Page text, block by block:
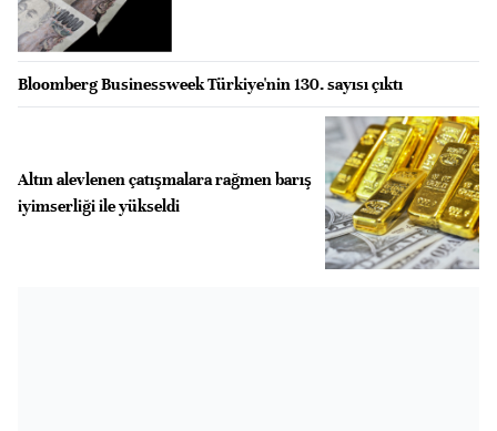
Bloomberg Businessweek Türkiye'nin 130. sayısı çıktı
Altın alevlenen çatışmalara rağmen barış
iyimserliği ile yükseldi